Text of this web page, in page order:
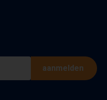
aanmelden